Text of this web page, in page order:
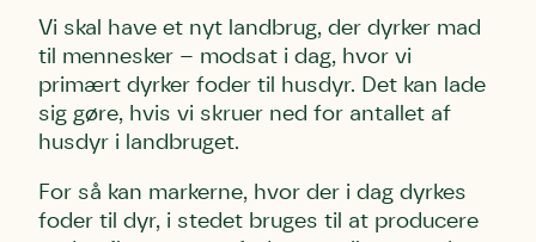
Vi skal have et nyt landbrug, der dyrker mad
til mennesker – modsat i dag, hvor vi
primært dyrker foder til husdyr. Det kan lade
sig gøre, hvis vi skruer ned for antallet af
husdyr i landbruget.
For så kan markerne, hvor der i dag dyrkes
foder til dyr, i stedet bruges til at producere